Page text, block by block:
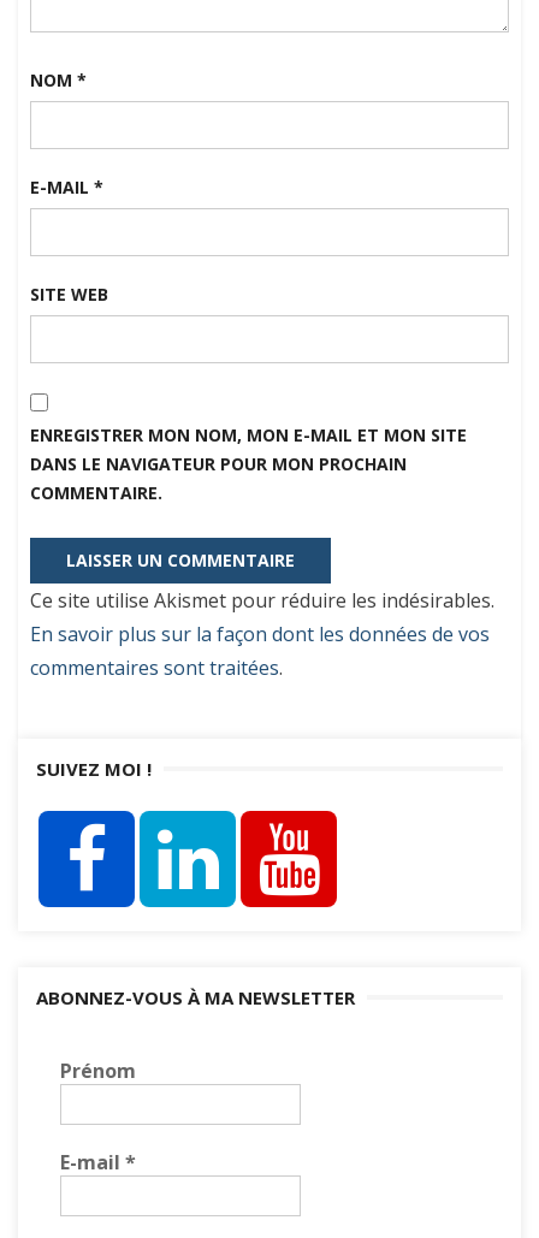
NOM *
E-MAIL *
SITE WEB
ENREGISTRER MON NOM, MON E-MAIL ET MON SITE
DANS LE NAVIGATEUR POUR MON PROCHAIN
COMMENTAIRE.
Ce site utilise Akismet pour réduire les indésirables.
En savoir plus sur la façon dont les données de vos
commentaires sont traitées.
SUIVEZ MOI !
ABONNEZ-VOUS À MA NEWSLETTER
Prénom
E-mail *